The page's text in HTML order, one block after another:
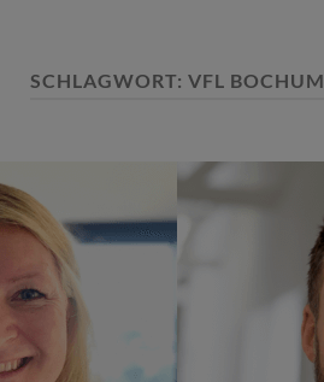
SCHLAGWORT: VFL BOCHUM